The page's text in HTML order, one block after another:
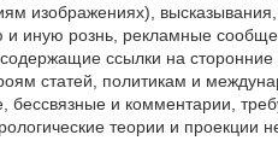
изображениях),
иную рознь, рекламные
ссылки на
статей, политикам и
бессвязные и комментарии,
теории и проекции